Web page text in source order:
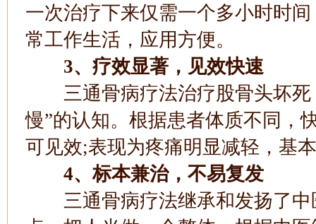
一次治疗下来仅需一个多小时时
常工作生活，应用方便。
3、疗效显著，见效快速
三通骨病疗法治疗股骨头坏死
慢”的认知。根据患者体质不同，
可见效;表现为疼痛明显减轻，基
4、标本兼治，不易复发
三通骨病疗法继承和发扬了中